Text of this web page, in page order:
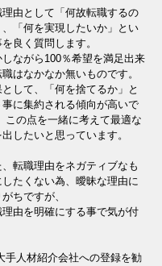
理由として「何故転職するの
、「何を実現したいか」とい
を良く質問します。
しながら100％希望を満足出来
職はなかなか無いものです。
して、「何を捨てるか」と
事に集約される傾向が高いで
この点を一緒に考えて最適な
したいと思っています。
、転職理由をネガティブなも
したくない為、曖昧な理由に
ちですが、
理由を明確にする事で気が付
手人材紹介会社への登録を勧